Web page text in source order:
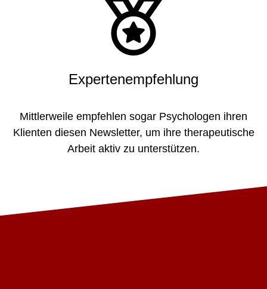
Expertenempfehlung
Mittlerweile empfehlen sogar Psychologen ihren
Klienten diesen Newsletter, um ihre therapeutische
Arbeit aktiv zu unterstützen.